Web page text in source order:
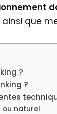
que
?
?
ou naturel